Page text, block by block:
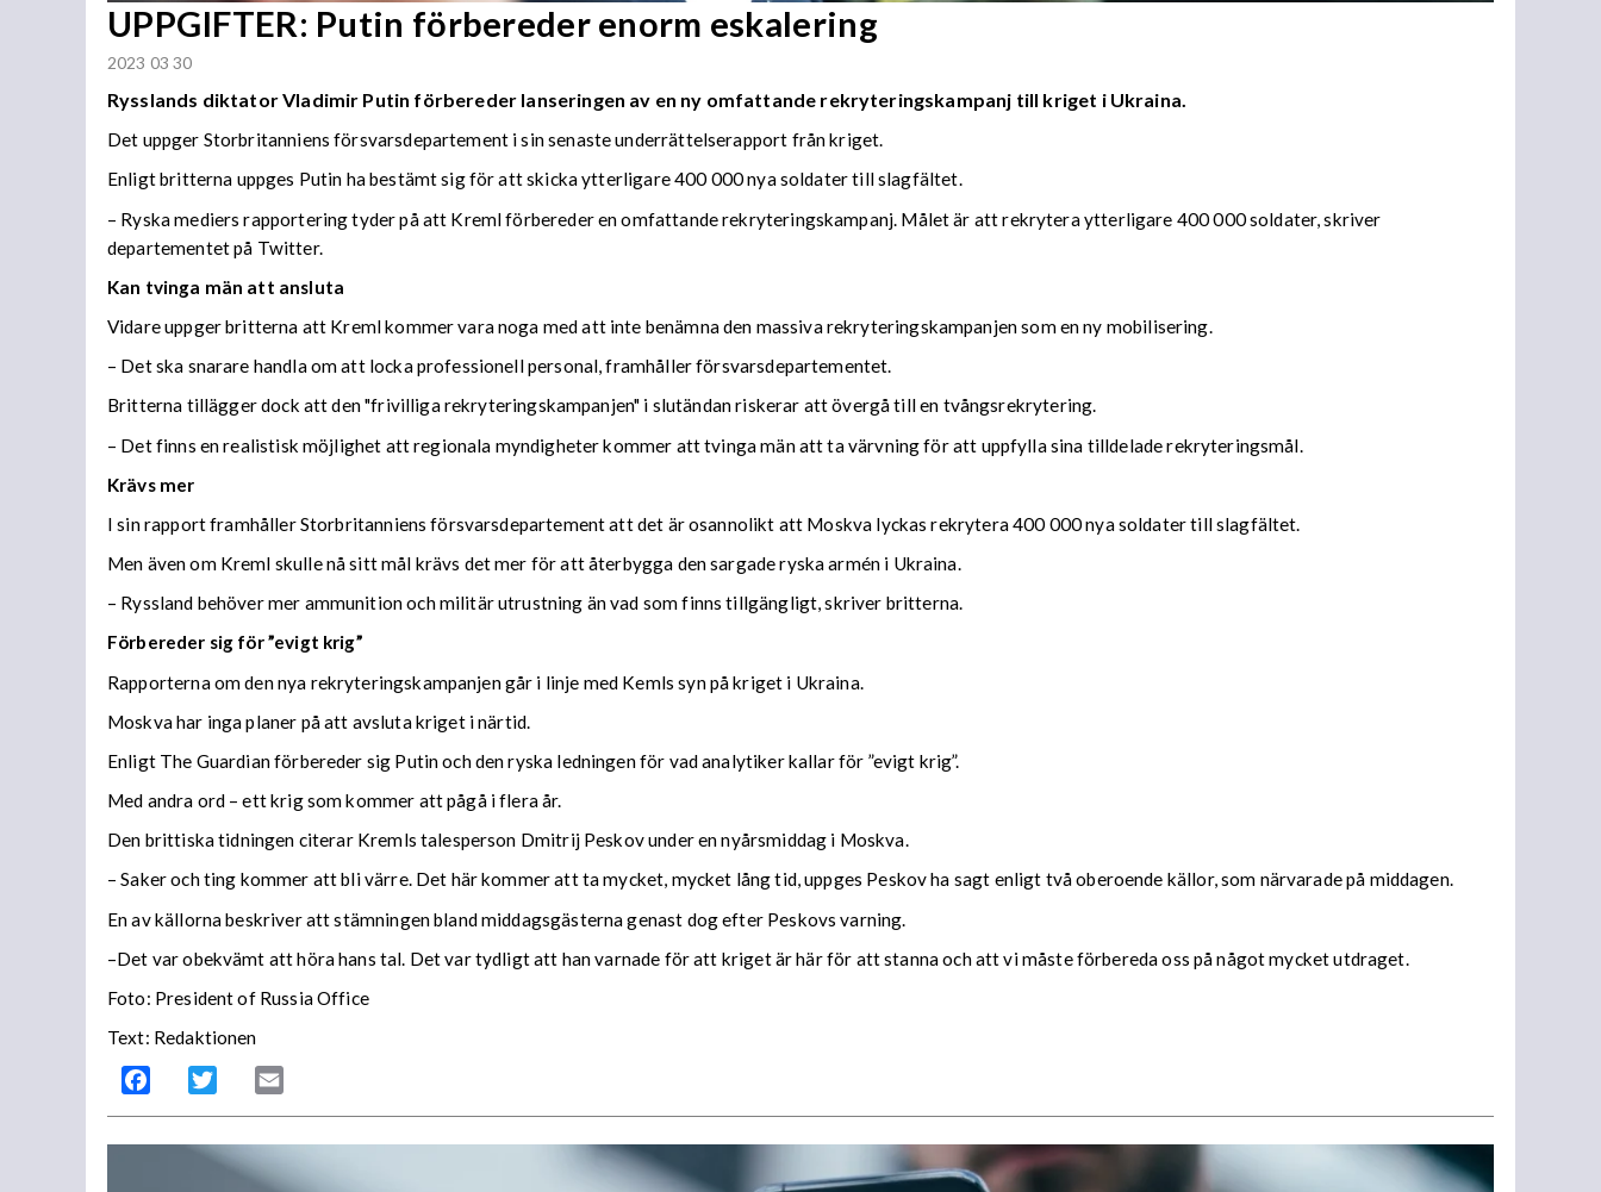
UPPGIFTER: Putin förbereder enorm eskalering
2023 03 30
Rysslands diktator Vladimir Putin förbereder lanseringen av en ny omfattande rekryteringskampanj till kriget i Ukraina.
Det uppger Storbritanniens försvarsdepartement i sin senaste underrättelserapport från kriget.
Enligt britterna uppges Putin ha bestämt sig för att skicka ytterligare 400 000 nya soldater till slagfältet.
– Ryska mediers rapportering tyder på att Kreml förbereder en omfattande rekryteringskampanj. Målet är att rekrytera ytterligare 400 000 soldater, skriver
departementet på Twitter.
Kan tvinga män att ansluta
Vidare uppger britterna att Kreml kommer vara noga med att inte benämna den massiva rekryteringskampanjen som en ny mobilisering.
– Det ska snarare handla om att locka professionell personal, framhåller försvarsdepartementet.
Britterna tillägger dock att den "frivilliga rekryteringskampanjen" i slutändan riskerar att övergå till en tvångsrekrytering.
– Det finns en realistisk möjlighet att regionala myndigheter kommer att tvinga män att ta värvning för att uppfylla sina tilldelade rekryteringsmål.
Krävs mer
I sin rapport framhåller Storbritanniens försvarsdepartement att det är osannolikt att Moskva lyckas rekrytera 400 000 nya soldater till slagfältet.
Men även om Kreml skulle nå sitt mål krävs det mer för att återbygga den sargade ryska armén i Ukraina.
– Ryssland behöver mer ammunition och militär utrustning än vad som finns tillgängligt, skriver britterna.
Förbereder sig för ”evigt krig”
Rapporterna om den nya rekryteringskampanjen går i linje med Kemls syn på kriget i Ukraina.
Moskva har inga planer på att avsluta kriget i närtid.
Enligt The Guardian förbereder sig Putin och den ryska ledningen för vad analytiker kallar för ”evigt krig”.
Med andra ord – ett krig som kommer att pågå i flera år.
Den brittiska tidningen citerar Kremls talesperson Dmitrij Peskov under en nyårsmiddag i Moskva.
– Saker och ting kommer att bli värre. Det här kommer att ta mycket, mycket lång tid, uppges Peskov ha sagt enligt två oberoende källor, som närvarade på middagen.
En av källorna beskriver att stämningen bland middagsgästerna genast dog efter Peskovs varning.
–Det var obekvämt att höra hans tal. Det var tydligt att han varnade för att kriget är här för att stanna och att vi måste förbereda oss på något mycket utdraget.
Foto: President of Russia Office
Text: Redaktionen
Facebook Twitter